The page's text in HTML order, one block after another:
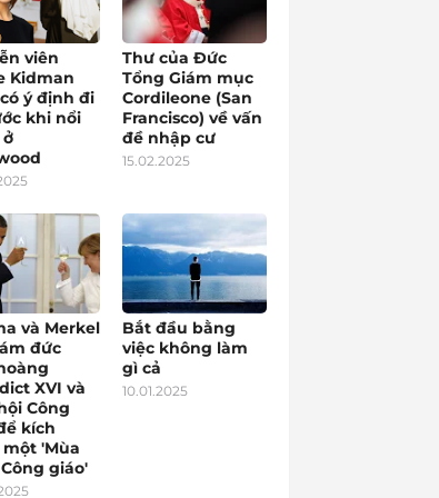
viên
Kidman
ý định đi
khi nổi
Thư của Đức
Tổng Giám mục
Cordileone (San
Francisco) về vấn
đề nhập cư
15.02.2025
và Merkel
đức
XVI và
Công
kích
'Mùa
giáo'
Bắt đầu bằng
việc không làm
gì cả
10.01.2025